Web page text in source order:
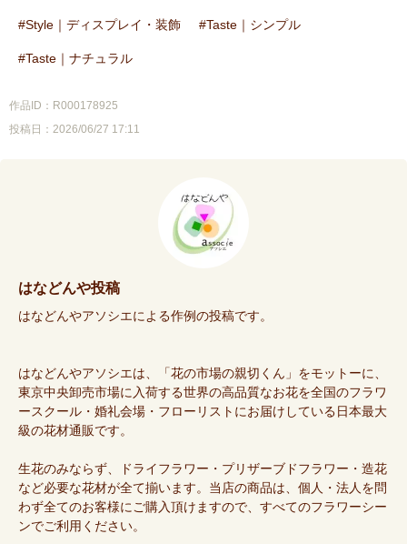
Style｜ディスプレイ・装飾 Taste｜シンプル
Taste｜ナチュラル
作品ID：R000178925
投稿日：2026/06/27 17:11
はなどんや投稿
はなどんやアソシエによる作例の投稿です。
はなどんやアソシエは、「花の市場の親切くん」をモットーに、
東京中央卸売市場に入荷する世界の高品質なお花を全国のフラワ
ースクール・婚礼会場・フローリストにお届けしている日本最大
級の花材通販です。
生花のみならず、ドライフラワー・プリザーブドフラワー・造花
など必要な花材が全て揃います。当店の商品は、個人・法人を問
わず全てのお客様にご購入頂けますので、すべてのフラワーシー
ンでご利用ください。